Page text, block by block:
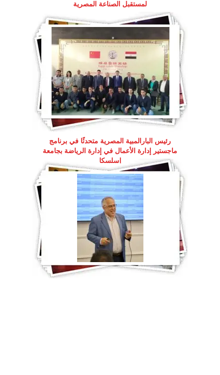
لمستقبل الصناعة المصرية
رئيس البارالمبية المصرية متحدثًا في برنامج
ماجستير إدارة الأعمال في إدارة الرياضة بجامعة
إسلسكا